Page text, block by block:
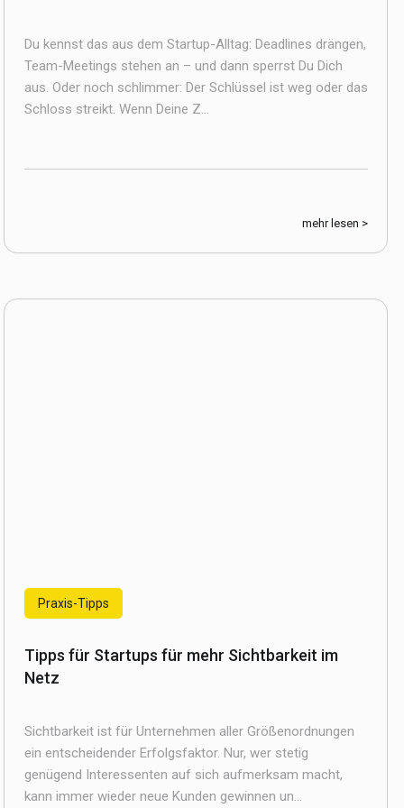
Du kennst das aus dem Startup-Alltag: Deadlines drängen,
Team-Meetings stehen an – und dann sperrst Du Dich
aus. Oder noch schlimmer: Der Schlüssel ist weg oder das
Schloss streikt. Wenn Deine Z...
mehr lesen >
Praxis-Tipps
Tipps für Startups für mehr Sichtbarkeit im
Netz
Sichtbarkeit ist für Unternehmen aller Größenordnungen
ein entscheidender Erfolgsfaktor. Nur, wer stetig
genügend Interessenten auf sich aufmerksam macht,
kann immer wieder neue Kunden gewinnen un...